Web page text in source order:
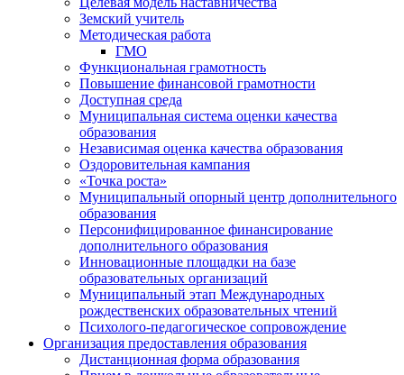
Земский учитель
Методическая работа
ГМО
Функциональная грамотность
Повышение финансовой грамотности
Доступная среда
Муниципальная система оценки качества
образования
Независимая оценка качества образования
Оздоровительная кампания
«Точка роста»
Муниципальный опорный центр дополнительного
образования
Персонифицированное финансирование
дополнительного образования
Инновационные площадки на базе
образовательных организаций
Муниципальный этап Международных
рождественских образовательных чтений
Психолого-педагогическое сопровождение
Организация предоставления образования
Дистанционная форма образования